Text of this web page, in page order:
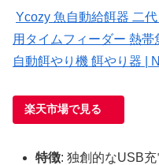
Ycozy 魚自動給餌器 二
用タイムフィーダー 熱
自動餌やり機 餌やり器 |
楽天市場で見る
特徴: 独創的なUSB